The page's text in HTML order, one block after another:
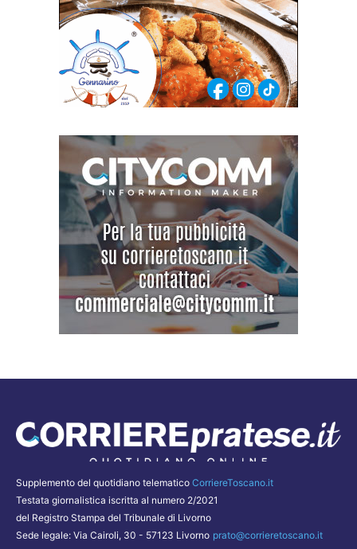
Supplemento del quotidiano telematico CorriereToscano.it
Testata giornalistica iscritta al numero 2/2021
del Registro Stampa del Tribunale di Livorno
Sede legale: Via Cairoli, 30 - 57123 Livorno prato@corrieretoscano.it